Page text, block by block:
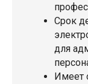
Срок
для
Имеет